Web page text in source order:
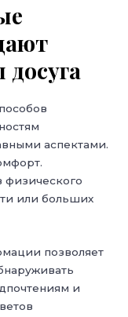
аспектами.
физического
или больших
позволяет
и